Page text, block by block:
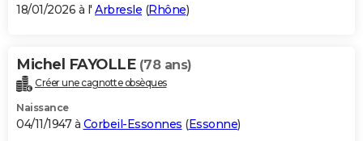
18/01/2026 à l' Arbresle (Rhône)
Michel FAYOLLE (78 ans)
Créer une cagnotte obsèques
Naissance
04/11/1947 à Corbeil-Essonnes (Essonne)